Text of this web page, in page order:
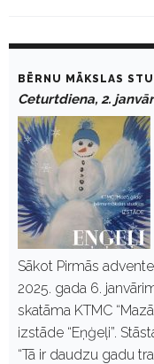
a
n
ā
2
0
BĒRNU MĀKSLAS
Ceturtdiena, 2.
Sākot Pirmās
2025. gada 6.
skatāma KTMC
izstāde “Eņģeļi”.
“Tā ir daudzu gadu